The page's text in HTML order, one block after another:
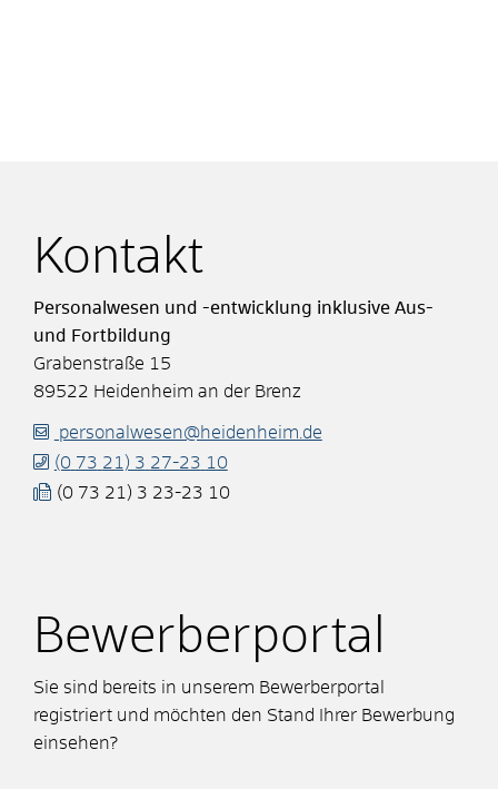
Kontakt
Personalwesen und -entwicklung inklusive Aus-
und Fortbildung
Grabenstraße 15
89522 Heidenheim an der Brenz
personalwesen@heidenheim.de
(0 73 21) 3 27-23 10
(0 73 21) 3 23-23 10
Bewerberportal
Sie sind bereits in unserem Bewerberportal
registriert und möchten den Stand Ihrer Bewerbung
einsehen?